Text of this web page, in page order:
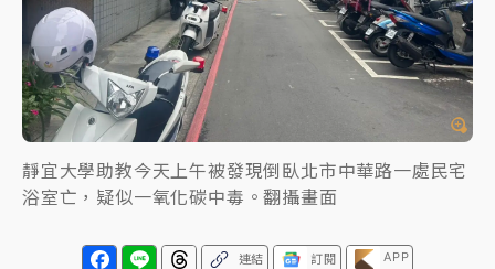
台東農業處長涉圖利渡假村！東檢抗告成功 今重開羈
押庭
父親節泡湯了！中颱白海豚雨彈轟3天 「紅到發紫」降
雨熱區曝
靜宜大學助教今天上午被發現倒臥北市中華路一處民宅
浴室亡，疑似一氧化碳中毒。翻攝畫面
連結 訂閱 APP